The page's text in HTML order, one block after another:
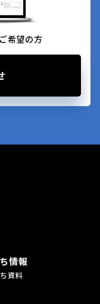
希望の方
情報
資料